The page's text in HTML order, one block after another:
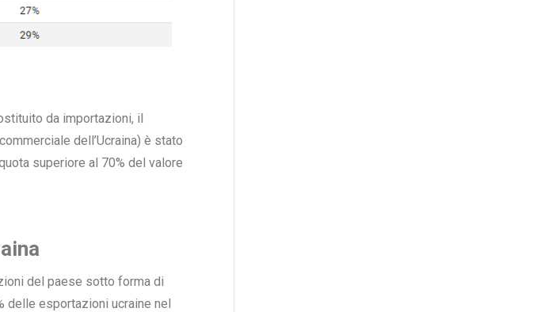
da importazioni, il
dell’Ucraina) è stato
superiore al 70% del valore
del paese sotto forma di
delle esportazioni ucraine nel